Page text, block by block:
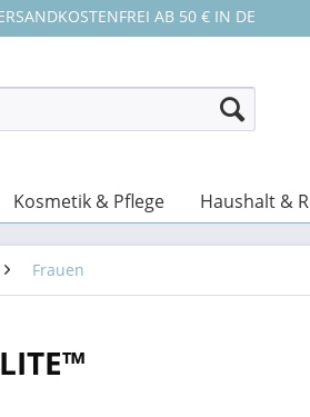
AB 50 € IN DE
Kosmetik & Pflege Haushalt &
Frauen